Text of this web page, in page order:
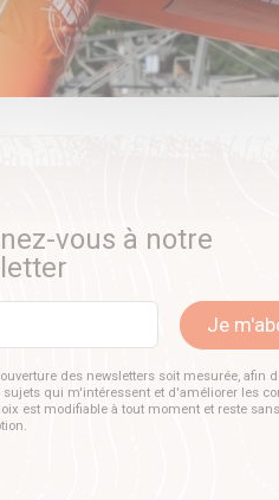
vous à notre
Je
des newsletters soit mesurée, afin
sujets qui m'intéressent et d'améliorer les
est modifiable à tout moment et reste